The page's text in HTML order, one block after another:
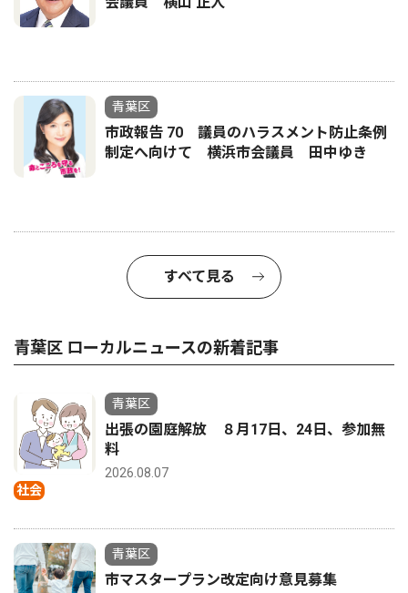
青葉区
市政報告 70 議員のハラスメント防止条例
制定へ向けて 横浜市会議員 田中ゆき
すべて見る
青葉区 ローカルニュースの新着記事
社会
青葉区
出張の園庭解放 ８月17日、24日、参加無
料
2026.08.07
青葉区
市マスタープラン改定向け意見募集